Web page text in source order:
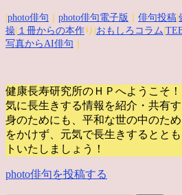
photo俳句 photo俳句電子版 俳句投稿
操 １冊からの本作 り| おもしろコラム
写真からAI俳句
健康長寿研究所のＨＰへようこそ
気に長生きする情報を紹介・共有す
身のためにも、平和な世の中のた
をかけず、元気で長生きするとと
トいたしましょう！
photo俳句を投稿する